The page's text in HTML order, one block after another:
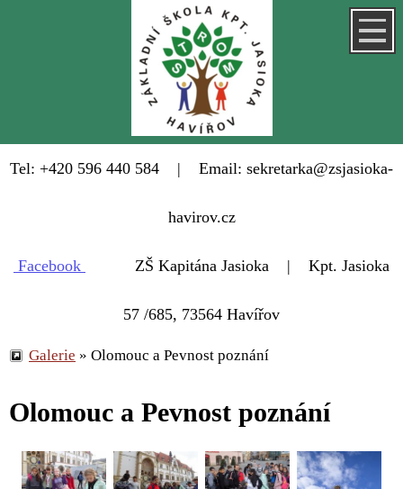
Tel: +420 596 440 584 | Email: sekretarka@zsjasioka-
havirov.cz
Facebook ZŠ Kapitána Jasioka | Kpt. Jasioka
57 /685, 73564 Havířov
Galerie » Olomouc a Pevnost poznání
Olomouc a Pevnost poznání